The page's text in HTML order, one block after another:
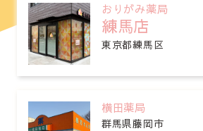
おりがみ薬局
練馬店
東京都練馬区
横田薬局
群馬県藤岡市